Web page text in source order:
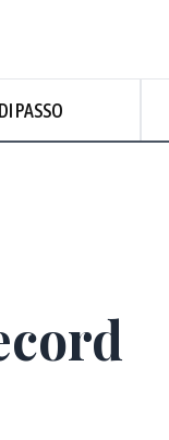
PASSO
soleggiato